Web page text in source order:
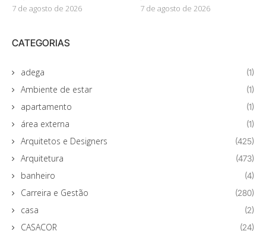
7 de agosto de 2026 7 de agosto de 2026
CATEGORIAS
adega (1)
Ambiente de estar (1)
apartamento (1)
área externa (1)
Arquitetos e Designers (425)
Arquitetura (473)
banheiro (4)
Carreira e Gestão (280)
casa (2)
CASACOR (24)